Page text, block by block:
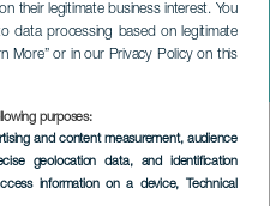
their legitimate business interest. You
data processing based on legitimate
More” or in our Privacy Policy on this
purposes:
and content measurement, audience
geolocation data, and identification
information on a device, Technical
es un
nosotras
Canaria